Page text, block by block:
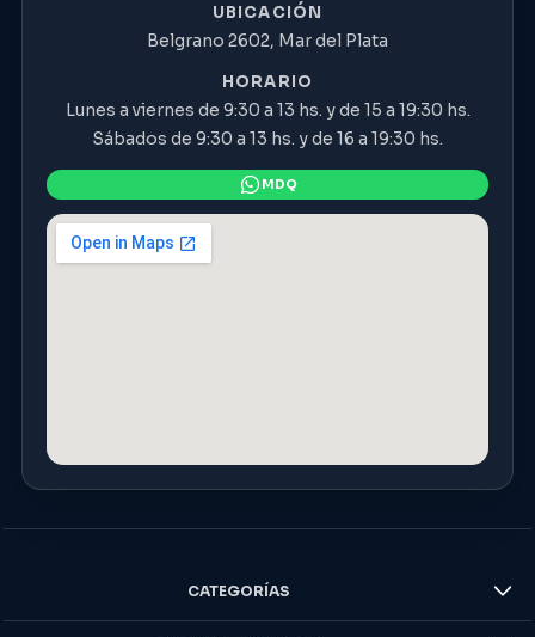
UBICACIÓN
Belgrano 2602, Mar del Plata
HORARIO
Lunes a viernes de 9:30 a 13 hs. y de 15 a 19:30 hs.
Sábados de 9:30 a 13 hs. y de 16 a 19:30 hs.
CATEGORÍAS